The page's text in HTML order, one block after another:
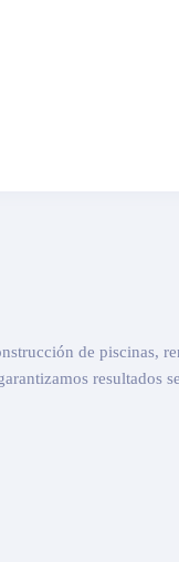
de piscinas,
resultados